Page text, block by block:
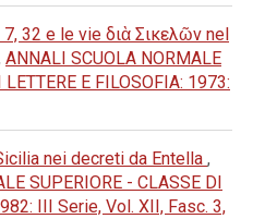
32 e le vie διὰ Σικελῶν nel
ANNALI SCUOLA NORMALE
E FILOSOFIA: 1973:
nei decreti da Entella ,
SUPERIORE - CLASSE DI
III Serie, Vol. XII, Fasc. 3,